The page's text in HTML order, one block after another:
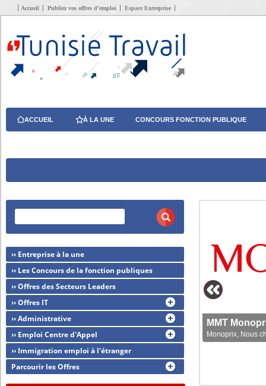
Accueil Publiez vos offres d’emploi Espace Entreprise
ACCUEIL À LA UNE CONCOURS FONCTION PUBLIQUE
MMT
Monoprix, Nous
›› Entreprise à la une
›› Les Concours de la fonction publiques
›› Offres des Secteurs Leaders
›› Offres IT
›› Administrative
›› Emploi Centre d'Appel
›› Immigration emploi à l'étranger
Parcourir les Offres